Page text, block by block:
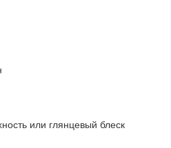
или глянцевый блеск